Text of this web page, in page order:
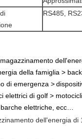
RS485,
della famiglia >
di emergenza >
elettrici di golf >
barche elettriche, ecc…